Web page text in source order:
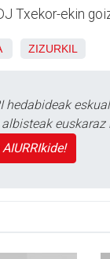
Txekor-ekin
ZIZURKIL
hedabideak